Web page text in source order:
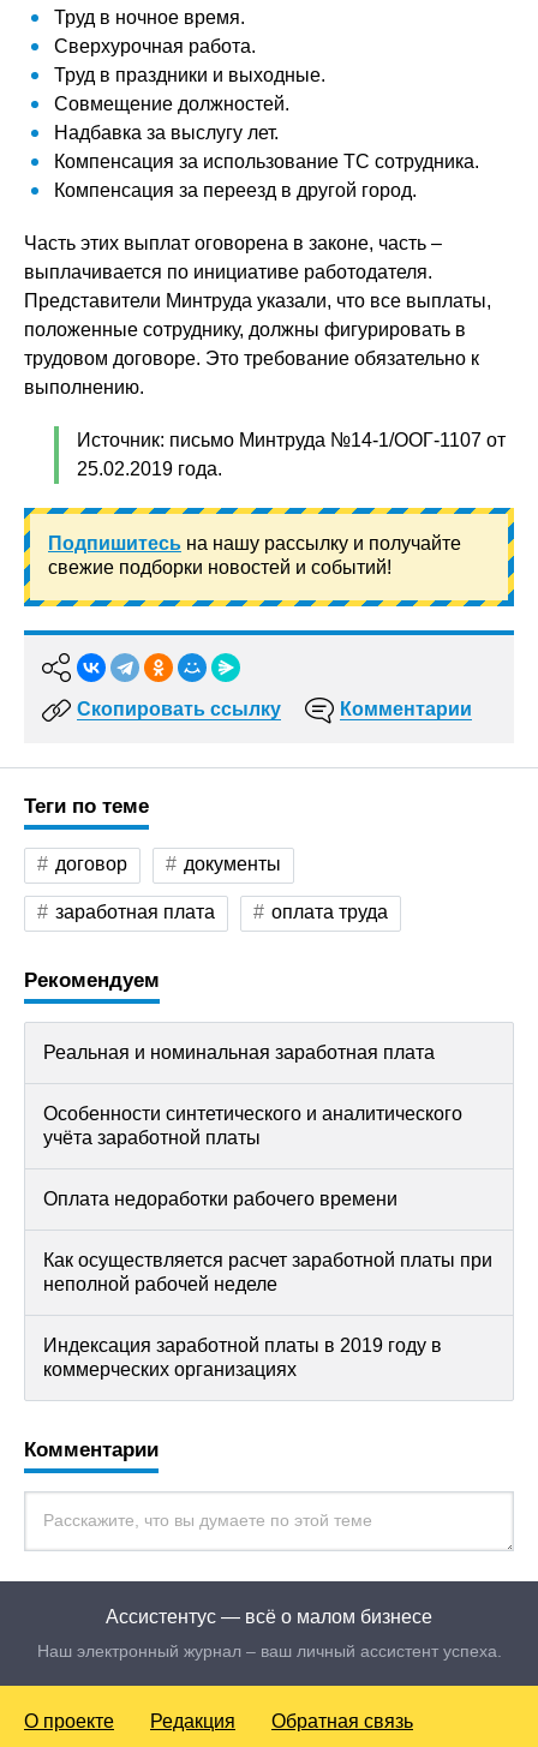
Труд в ночное время.
Сверхурочная работа.
Труд в праздники и выходные.
Совмещение должностей.
Надбавка за выслугу лет.
Компенсация за использование ТС сотрудника.
Компенсация за переезд в другой город.
Часть этих выплат оговорена в законе, часть –
выплачивается по инициативе работодателя.
Представители Минтруда указали, что все выплаты,
положенные сотруднику, должны фигурировать в
трудовом договоре. Это требование обязательно к
выполнению.
Источник: письмо Минтруда №14-1/ООГ-1107 от
25.02.2019 года.
Подпишитесь на нашу рассылку и получайте
свежие подборки новостей и событий!
Скопировать ссылку Комментарии
Теги по теме
договор документы
заработная плата оплата труда
Рекомендуем
Реальная и номинальная заработная плата
Особенности синтетического и аналитического
учёта заработной платы
Оплата недоработки рабочего времени
Как осуществляется расчет заработной платы при
неполной рабочей неделе
Индексация заработной платы в 2019 году в
коммерческих организациях
Комментарии
Ассистентус — всё о малом бизнесе
Наш электронный журнал – ваш личный ассистент успеха.
О проекте Редакция Обратная связь